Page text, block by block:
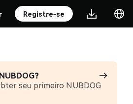
Registre-se
seu primeiro NUBDOG